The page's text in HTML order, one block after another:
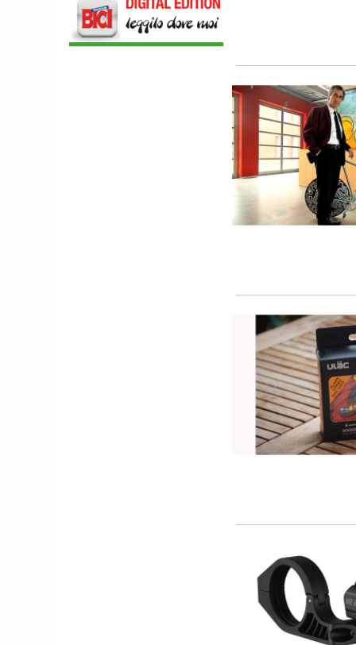
COMPONENTISTICA
ULAC. COURSIER JAGER 3L, LA BORSA
AL MANUBRIO LEGGERA ED